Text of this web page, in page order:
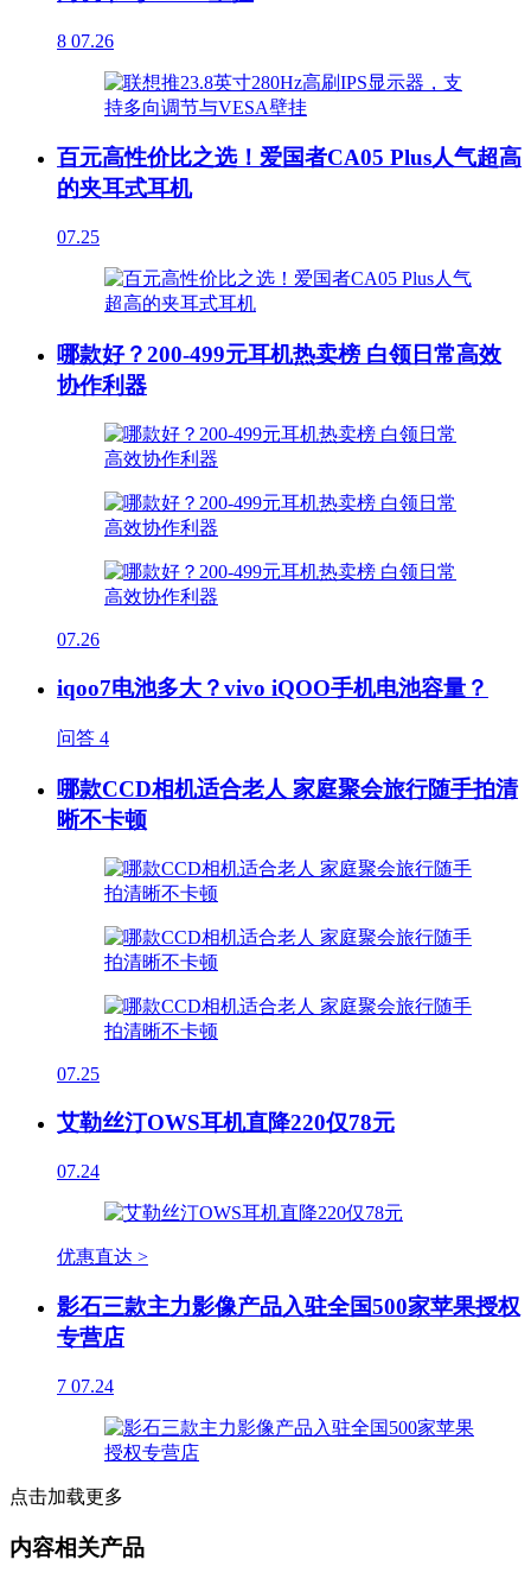
8 07.26
百元高性价比之选！爱国者CA05 Plus人气超高
的夹耳式耳机
07.25
哪款好？200-499元耳机热卖榜 白领日常高效
协作利器
07.26
iqoo7电池多大？vivo iQOO手机电池容量？
问答 4
哪款CCD相机适合老人 家庭聚会旅行随手拍清
晰不卡顿
07.25
艾勒丝汀OWS耳机直降220仅78元
07.24
优惠直达 >
影石三款主力影像产品入驻全国500家苹果授权
专营店
7 07.24
点击加载更多
内容相关产品